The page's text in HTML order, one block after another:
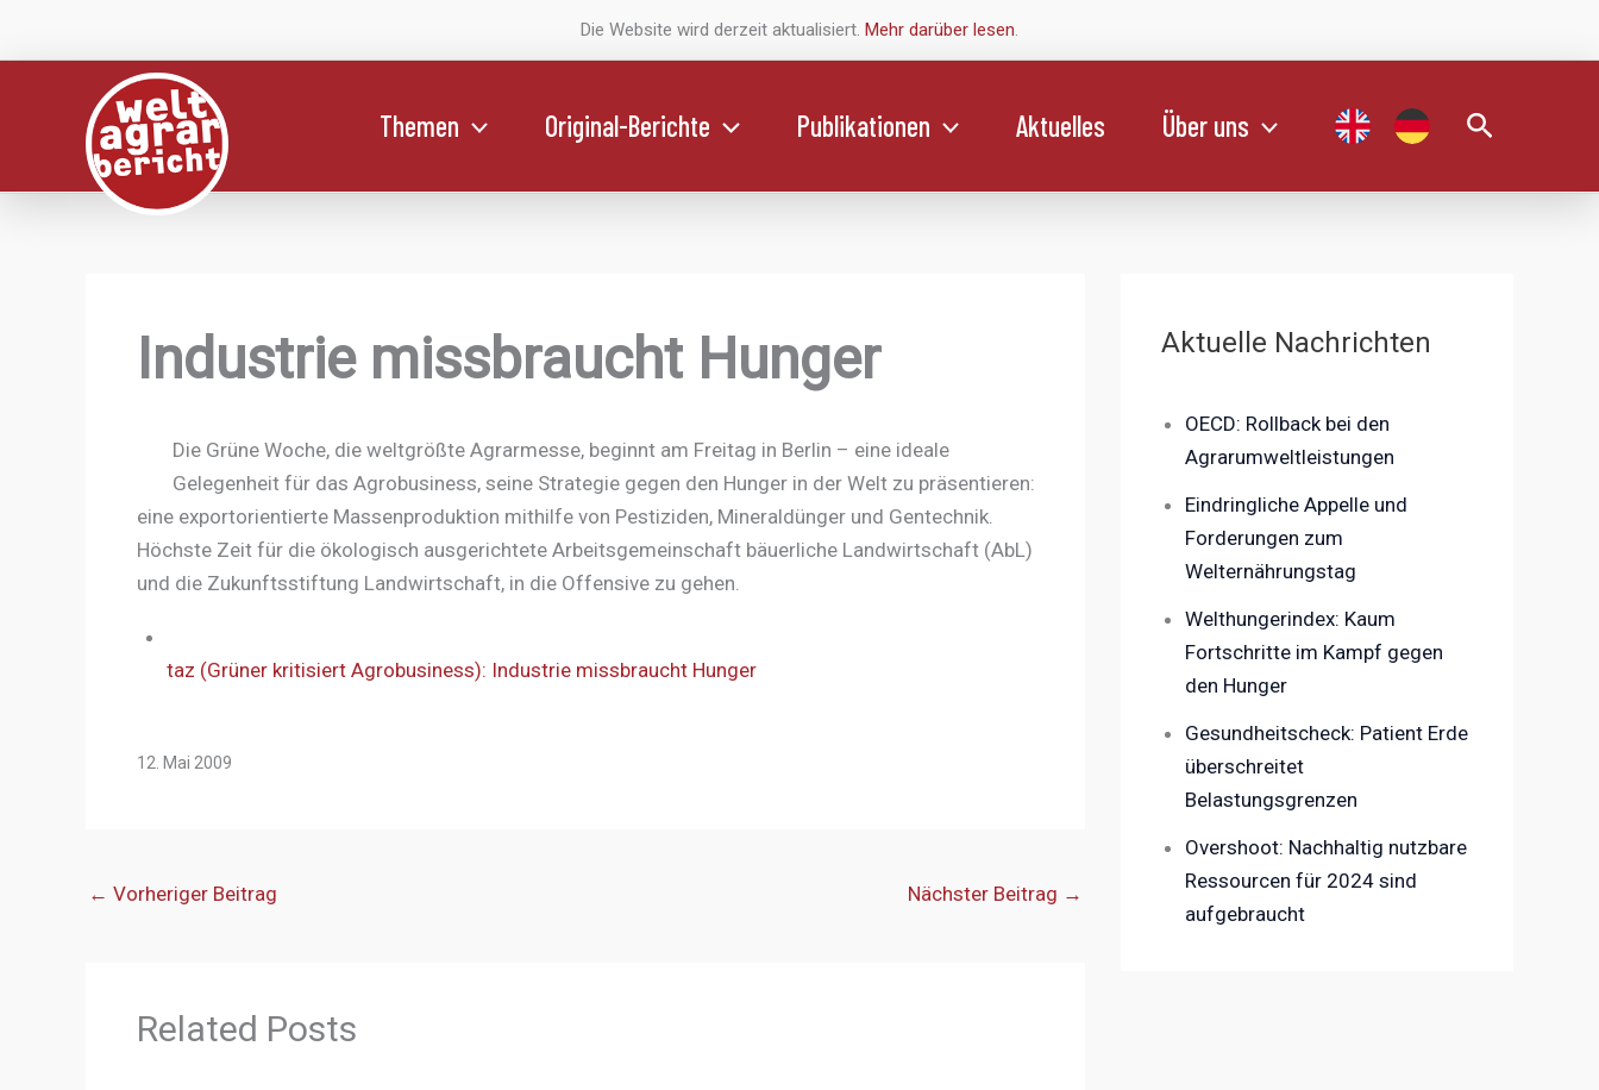
Die Website wird derzeit aktualisiert. Mehr darüber lesen.
Themen Original-Berichte Publikationen Aktuelles Über uns Suchen
Industrie missbraucht Hunger
Die Grüne Woche, die weltgrößte Agrarmesse, beginnt am Freitag in Berlin – eine ideale
Gelegenheit für das Agrobusiness, seine Strategie gegen den Hunger in der Welt zu präsentieren:
eine exportorientierte Massenproduktion mithilfe von Pestiziden, Mineraldünger und Gentechnik.
Höchste Zeit für die ökologisch ausgerichtete Arbeitsgemeinschaft bäuerliche Landwirtschaft (AbL)
und die Zukunftsstiftung Landwirtschaft, in die Offensive zu gehen.
taz (Grüner kritisiert Agrobusiness): Industrie missbraucht Hunger
12. Mai 2009
← Vorheriger Beitrag Nächster Beitrag →
Related Posts
Aktuelle Nachrichten
OECD: Rollback bei den
Agrarumweltleistungen
Eindringliche Appelle und
Forderungen zum
Welternährungstag
Welthungerindex: Kaum
Fortschritte im Kampf gegen
den Hunger
Gesundheitscheck: Patient Erde
überschreitet
Belastungsgrenzen
Overshoot: Nachhaltig nutzbare
Ressourcen für 2024 sind
aufgebraucht